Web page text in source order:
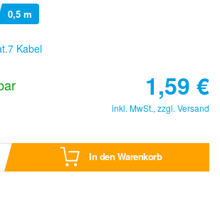
0,5 m
Kabel
1,59 €
inkl. MwSt., zzgl. Versand
In den Warenkorb